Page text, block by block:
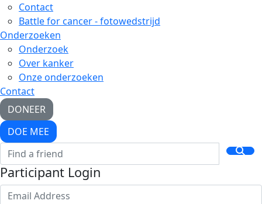
Contact
Battle for cancer - fotowedstrijd
Onderzoeken
Onderzoek
Over kanker
Onze onderzoeken
Contact
DONEER
DOE MEE
Participant Login